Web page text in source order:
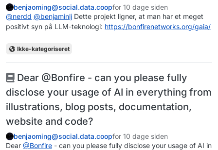
benjaoming@social.data.coopfor 10 dage siden
@nerdd @benjaminlj Dette projekt ligner, at man har et meget
positivt syn på LLM-teknologi: https://bonfirenetworks.org/gaia/
Ikke-kategoriseret
Dear @Bonfire - can you please fully
disclose your usage of AI in everything from
illustrations, blog posts, documentation,
website and code?
benjaoming@social.data.coopfor 10 dage siden
Dear @Bonfire - can you please fully disclose your usage of AI in